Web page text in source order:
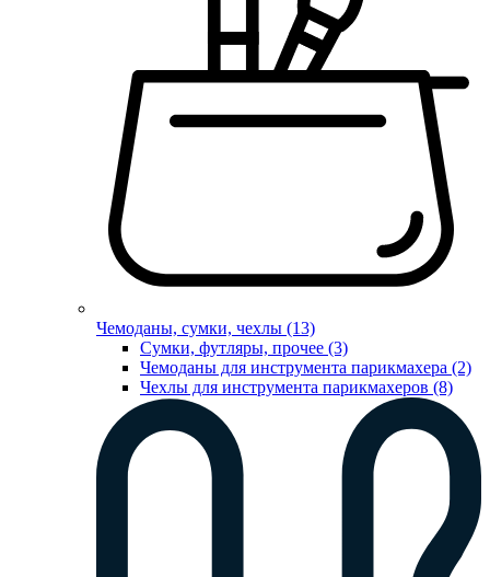
Чемоданы, сумки, чехлы (13)
Сумки, футляры, прочее (3)
Чемоданы для инструмента парикмахера (2)
Чехлы для инструмента парикмахеров (8)